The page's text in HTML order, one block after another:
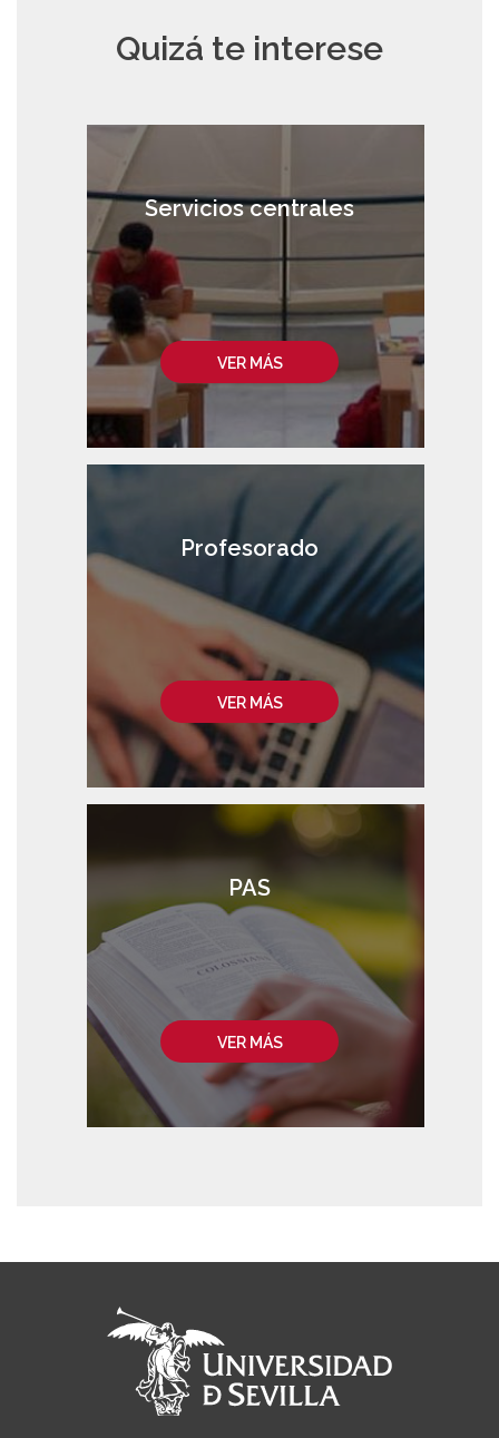
Quizá te interese
VER MÁS
Servicios centrales
VER MÁS
Profesorado
VER MÁS
PAS